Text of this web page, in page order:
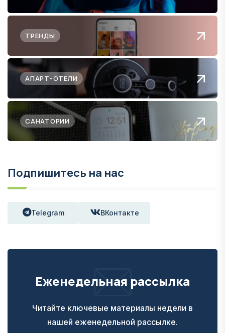
ТРЕНДЫ
АПАРТ-ОТЕЛИ
САНАТОРИИ
Подпишитесь на нас
Telegram ВКонтакте
Еженедельная рассылка
Читайте ключевые материалы недели в
нашей еженедельной рассылке.